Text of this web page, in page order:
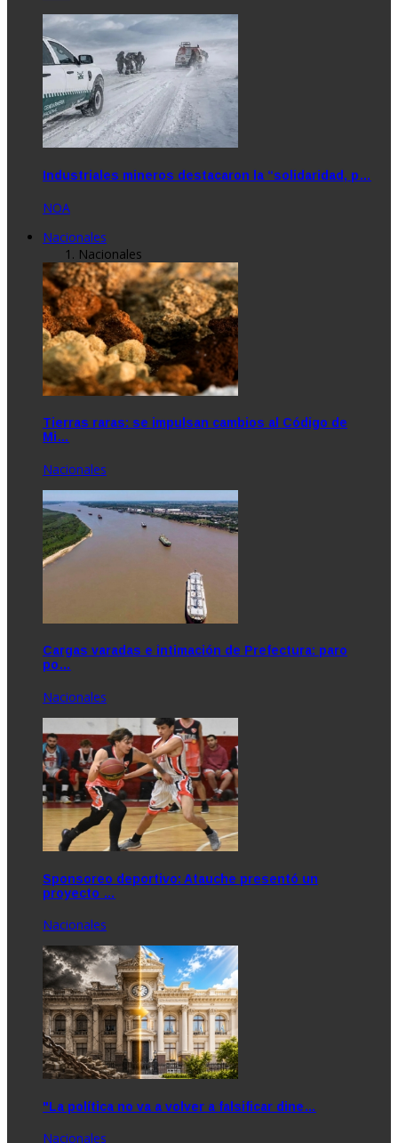
Industriales mineros destacaron la “solidaridad, p…
NOA
Nacionales
Nacionales
Tierras raras: se impulsan cambios al Código de
Mi…
Nacionales
Cargas varadas e intimación de Prefectura: paro
po…
Nacionales
Sponsoreo deportivo: Atauche presentó un
proyecto …
Nacionales
"La política no va a volver a falsificar dine…
Nacionales